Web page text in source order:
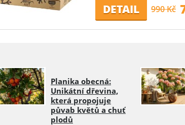
DETAIL 990 Kč
Planika obecná:
Unikátní dřevina,
která propojuje
půvab květů a chuť
plodů